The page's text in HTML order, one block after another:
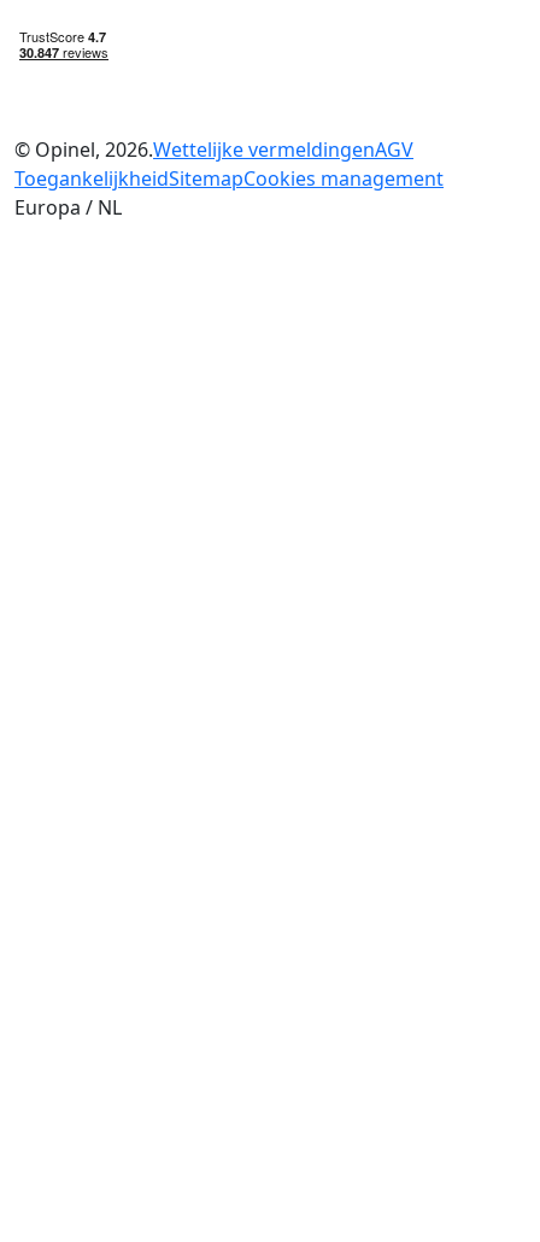
© Opinel, 2026.Wettelijke vermeldingenAGV
ToegankelijkheidSitemapCookies management
Europa / NL